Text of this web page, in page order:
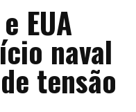
EUA
naval
tensão